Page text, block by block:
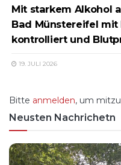
Mit starkem Alkohol
Bad Münstereifel
kontrolliert und
19. JULI 2026
Bitte anmelden, um
Neusten Nachrichetn